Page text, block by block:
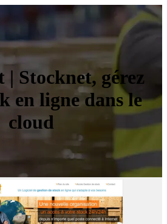
| Stocknet, gérez
en ligne dans le
cloud